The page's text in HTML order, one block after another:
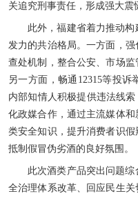
关追究刑事责任，形成强大震
此外，福建省着力推动
发力的共治格局。一方面，
查处机制，整合公安、市场监
另一方面，畅通12315等投
内部知情人积极提供违法线
化政媒合作，通过主流媒体
类安全知识，提升消费者识
抵制假冒伪劣酒的良好氛围。
此次酒类产品突出问题
全治理体系改革、回应民生